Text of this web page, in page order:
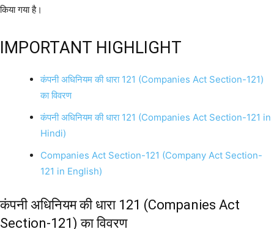
किया गया है।
IMPORTANT HIGHLIGHT
कंपनी अधिनियम की धारा 121 (Companies Act Section-121)
का विवरण
कंपनी अधिनियम की धारा 121 (Companies Act Section-121 in
Hindi)
Companies Act Section-121 (Company Act Section-
121 in English)
कंपनी अधिनियम की धारा 121 (Companies Act
Section-121) का विवरण